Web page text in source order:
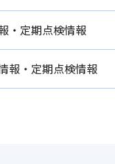
・定期点検情報
報・定期点検情報